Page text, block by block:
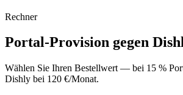
Rechner
Portal-Provision gegen
Wählen Sie Ihren Bestellwert — bei 15 %
Dishly bei 120 €/Monat.